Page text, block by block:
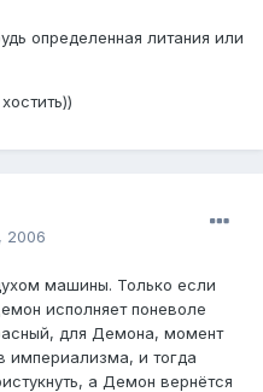
определенная литания или
2006
машины. Только если
исполняет поневоле
для Демона, момент
империализма, и тогда
а Демон вернётся